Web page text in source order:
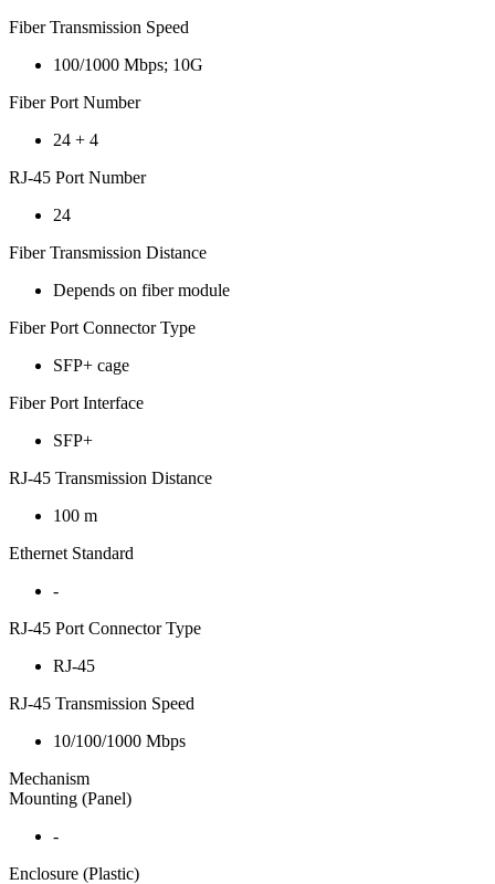
Fiber Transmission Speed
100/1000 Mbps; 10G
Fiber Port Number
24 + 4
RJ-45 Port Number
24
Fiber Transmission Distance
Depends on fiber module
Fiber Port Connector Type
SFP+ cage
Fiber Port Interface
SFP+
RJ-45 Transmission Distance
100 m
Ethernet Standard
-
RJ-45 Port Connector Type
RJ-45
RJ-45 Transmission Speed
10/100/1000 Mbps
Mechanism
Mounting (Panel)
-
Enclosure (Plastic)